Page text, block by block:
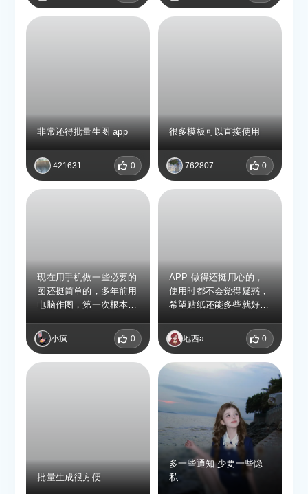
非常还得批量生图 app
.421631 0
很多模板可以直接使用
.762807 0
现在用手机做一些必要的
图还挺简单的，多年前用
电脑作图，第一次根本很
搜索一番操作，现在手机
APP 打开就能用，做出
小疯 0
APP 做得还挺用心的，
使用时都不会觉得疑惑，
希望贴纸还能多些就好啦
地西a 0
批量生成很方便
多一些通知 少要一些隐
私